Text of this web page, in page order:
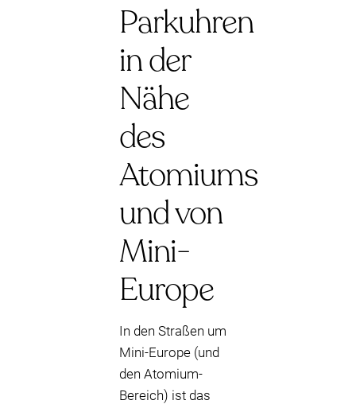
Parkuhren
in der
Nähe
des
Atomiums
und von
Mini-
Europe
In den Straßen um
Mini-Europe (und
den Atomium-
Bereich) ist das